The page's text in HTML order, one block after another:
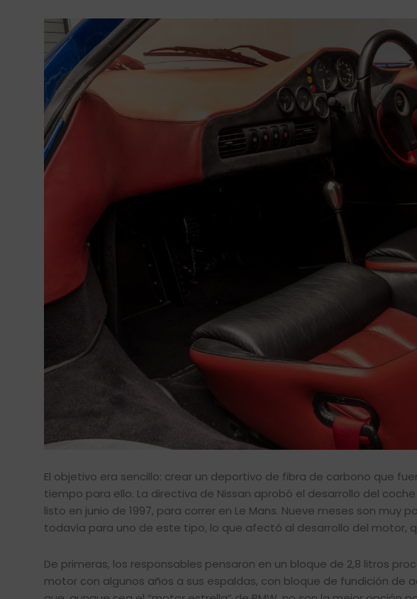
El objetivo era sencillo: crear un deportivo de fibra de carbono que
tiempo para ello. La directiva de Nissan aprobó el desarrollo del
listo en junio de 1997, para correr en Le Mans. Nueve meses son
todavía para uno de este tipo, lo que afectó al desarrollo del motor,
De primeras, los responsables pensaron en un bloque de 2,8 litros
motor con algunos años a sus espaldas, con bloque de fundición de